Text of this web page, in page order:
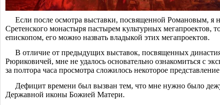
Если после осмотра выставки, посвященной Романовым, я
Сретенского монастыря пастырем культурных мегапроектов,
епископом, его можно назвать владыкой этих мегапроектов.
В отличие от предыдущих выставок, посвященных
Рюриковичей, мне не удалось основательно ознакомиться с
за полтора часа просмотра сложилось некоторое
Дефицит времени был вызван тем, что мне нужно было
Державной иконы Божией Матери.